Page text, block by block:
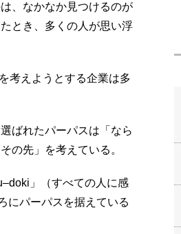
、なかなか見つけるのが
とき、多くの人が思い浮
考えようとする企業は多
ばれたパーパスは「なら
の先」を考えている。
」（すべての人に感
にパーパスを据えている